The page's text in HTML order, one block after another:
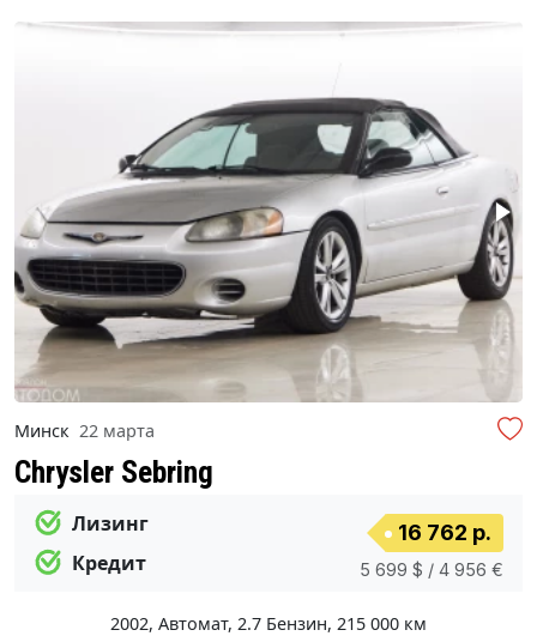
Минск 22 марта
Chrysler Sebring
Лизинг
Кредит
16 762 р.
5 699 $ / 4 956 €
2002, Автомат, 2.7 Бензин, 215 000 км